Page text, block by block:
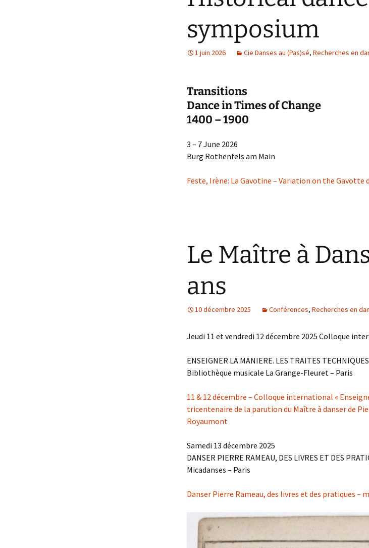
danse 1823 – 2023
Danse baroque
« Le Maître à danser », de
Une petite
symposium
1 juin 2026 Cie Danses au (Pas)sé, Recherches en
Transitions
Dance in Times of Change
1400 – 1900
3 – 7 June 2026
Burg Rothenfels am Main
Feste, Irène: La Gavotine – Variation on the Gavotte
Le Maître à
ans
10 décembre 2025 Conférences, Recherches en
Jeudi 11 et vendredi 12 décembre 2025 Colloque
ENSEIGNER LA MANIERE. LES TRAITES
Bibliothèque musicale La Grange-Fleuret – Paris
11 & 12 décembre – Colloque international «
tricentenaire de la parution du Maître à danser de
Royaumont
Samedi 13 décembre 2025
DANSER PIERRE RAMEAU, DES LIVRES ET DES
Micadanses – Paris
Danser Pierre Rameau, des livres et des pratiques –